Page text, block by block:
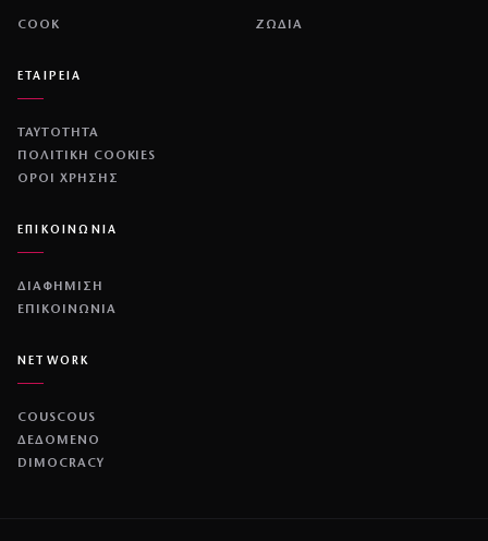
COOK ΖΩΔΙΑ
ΕΤΑΙΡΕΙΑ
ΤΑΥΤΟΤΗΤΑ
ΠΟΛΙΤΙΚΉ COOKIES
ΌΡΟΙ ΧΡΉΣΗΣ
ΕΠΙΚΟΙΝΩΝΙΑ
ΔΙΑΦΗΜΙΣΗ
ΕΠΙΚΟΙΝΩΝΙΑ
NETWORK
COUSCOUS
ΔΕΔΟΜΕΝΟ
DIMOCRACY